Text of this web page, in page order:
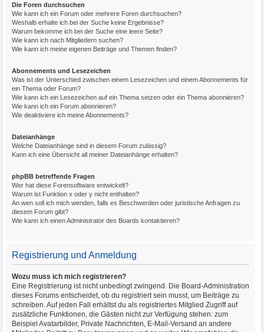
Die Foren durchsuchen
Wie kann ich ein Forum oder mehrere Foren durchsuchen?
Weshalb erhalte ich bei der Suche keine Ergebnisse?
Warum bekomme ich bei der Suche eine leere Seite?
Wie kann ich nach Mitgliedern suchen?
Wie kann ich meine eigenen Beiträge und Themen finden?
Abonnements und Lesezeichen
Was ist der Unterschied zwischen einem Lesezeichen und einem Abonnements für
ein Thema oder Forum?
Wie kann ich ein Lesezeichen auf ein Thema setzen oder ein Thema abonnieren?
Wie kann ich ein Forum abonnieren?
Wie deaktiviere ich meine Abonnements?
Dateianhänge
Welche Dateianhänge sind in diesem Forum zulässig?
Kann ich eine Übersicht all meiner Dateianhänge erhalten?
phpBB betreffende Fragen
Wer hat diese Forensoftware entwickelt?
Warum ist Funktion x oder y nicht enthalten?
An wen soll ich mich wenden, falls es Beschwerden oder juristische Anfragen zu
diesem Forum gibt?
Wie kann ich einen Administrator des Boards kontaktieren?
Registrierung und Anmeldung
Wozu muss ich mich registrieren?
Eine Registrierung ist nicht unbedingt zwingend. Die Board-Administration
dieses Forums entscheidet, ob du registriert sein musst, um Beiträge zu
schreiben. Auf jeden Fall erhältst du als registriertes Mitglied Zugriff auf
zusätzliche Funktionen, die Gästen nicht zur Verfügung stehen: zum
Beispiel Avatarbilder, Private Nachrichten, E-Mail-Versand an andere